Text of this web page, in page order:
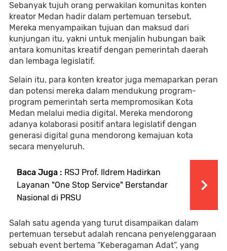
Sebanyak tujuh orang perwakilan komunitas konten
kreator Medan hadir dalam pertemuan tersebut.
Mereka menyampaikan tujuan dan maksud dari
kunjungan itu, yakni untuk menjalin hubungan baik
antara komunitas kreatif dengan pemerintah daerah
dan lembaga legislatif.
Selain itu, para konten kreator juga memaparkan peran
dan potensi mereka dalam mendukung program-
program pemerintah serta mempromosikan Kota
Medan melalui media digital. Mereka mendorong
adanya kolaborasi positif antara legislatif dengan
generasi digital guna mendorong kemajuan kota
secara menyeluruh.
Baca Juga : RSJ Prof. Ildrem Hadirkan
Layanan "One Stop Service" Berstandar
Nasional di PRSU
Salah satu agenda yang turut disampaikan dalam
pertemuan tersebut adalah rencana penyelenggaraan
sebuah event bertema “Keberagaman Adat”, yang